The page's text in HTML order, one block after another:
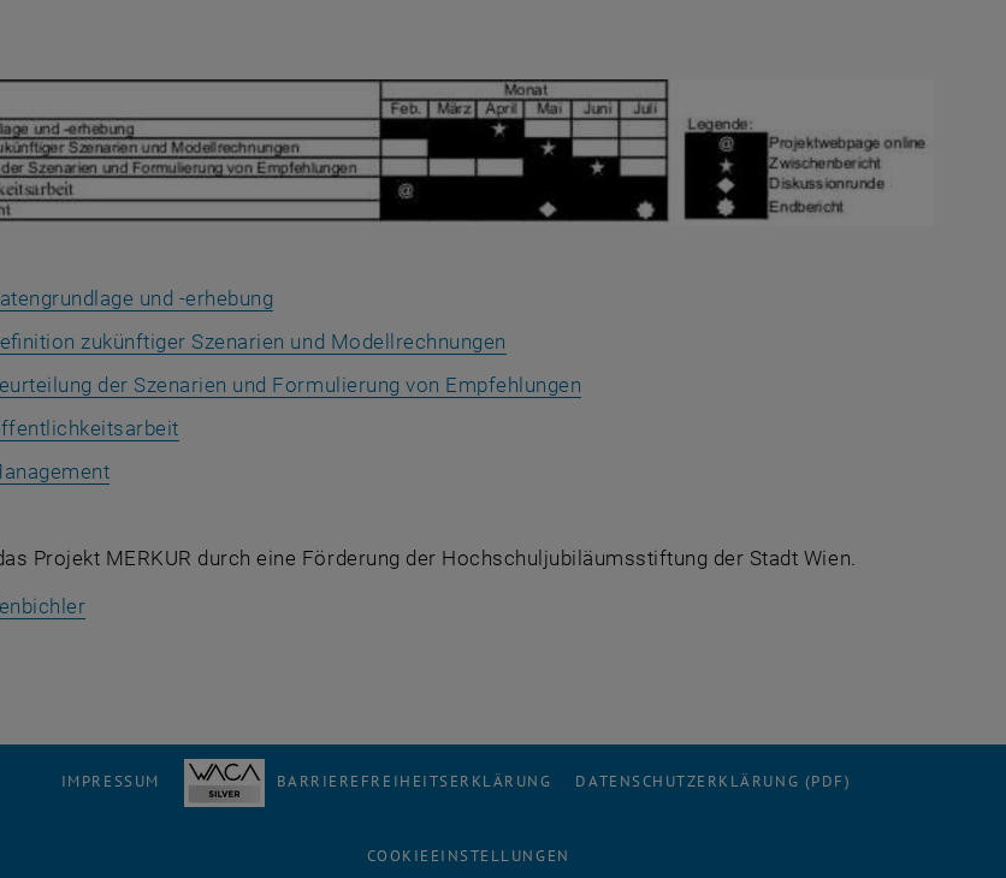
und -erhebung
zukünftiger Szenarien und Modellrechnungen
der Szenarien und Formulierung von Empfehlungen
Projekt MERKUR durch eine Förderung der Hochschuljubiläumsstiftung der Stadt Wien.
IMPRESSUM BARRIEREFREIHEITSERKLÄRUNG DATENSCHUTZERKLÄRUNG (PDF)
COOKIEEINSTELLUNGEN